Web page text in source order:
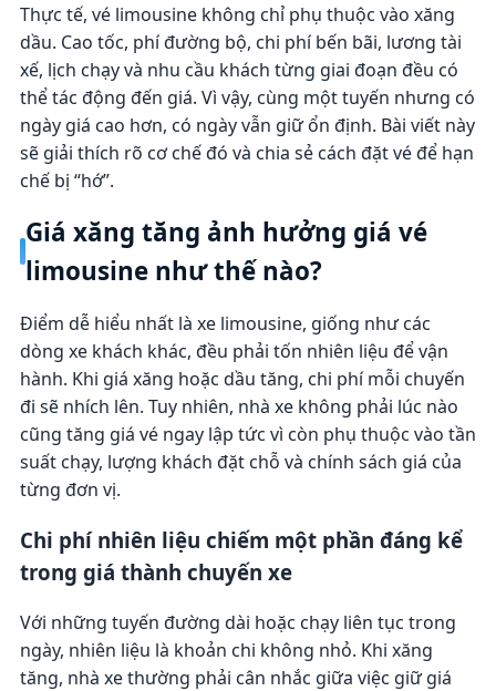
Thực tế, vé limousine không chỉ phụ thuộc vào xăng
dầu. Cao tốc, phí đường bộ, chi phí bến bãi, lương tài
xế, lịch chạy và nhu cầu khách từng giai đoạn đều có
thể tác động đến giá. Vì vậy, cùng một tuyến nhưng có
ngày giá cao hơn, có ngày vẫn giữ ổn định. Bài viết này
sẽ giải thích rõ cơ chế đó và chia sẻ cách đặt vé để hạn
chế bị “hớ”.
Giá xăng tăng ảnh hưởng giá vé
limousine như thế nào?
Điểm dễ hiểu nhất là xe limousine, giống như các
dòng xe khách khác, đều phải tốn nhiên liệu để vận
hành. Khi giá xăng hoặc dầu tăng, chi phí mỗi chuyến
đi sẽ nhích lên. Tuy nhiên, nhà xe không phải lúc nào
cũng tăng giá vé ngay lập tức vì còn phụ thuộc vào tần
suất chạy, lượng khách đặt chỗ và chính sách giá của
từng đơn vị.
Chi phí nhiên liệu chiếm một phần đáng kể
trong giá thành chuyến xe
Với những tuyến đường dài hoặc chạy liên tục trong
ngày, nhiên liệu là khoản chi không nhỏ. Khi xăng
tăng, nhà xe thường phải cân nhắc giữa việc giữ giá